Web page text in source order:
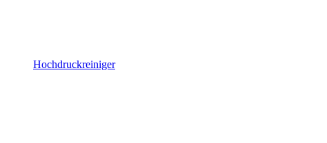
Hochdruckreiniger